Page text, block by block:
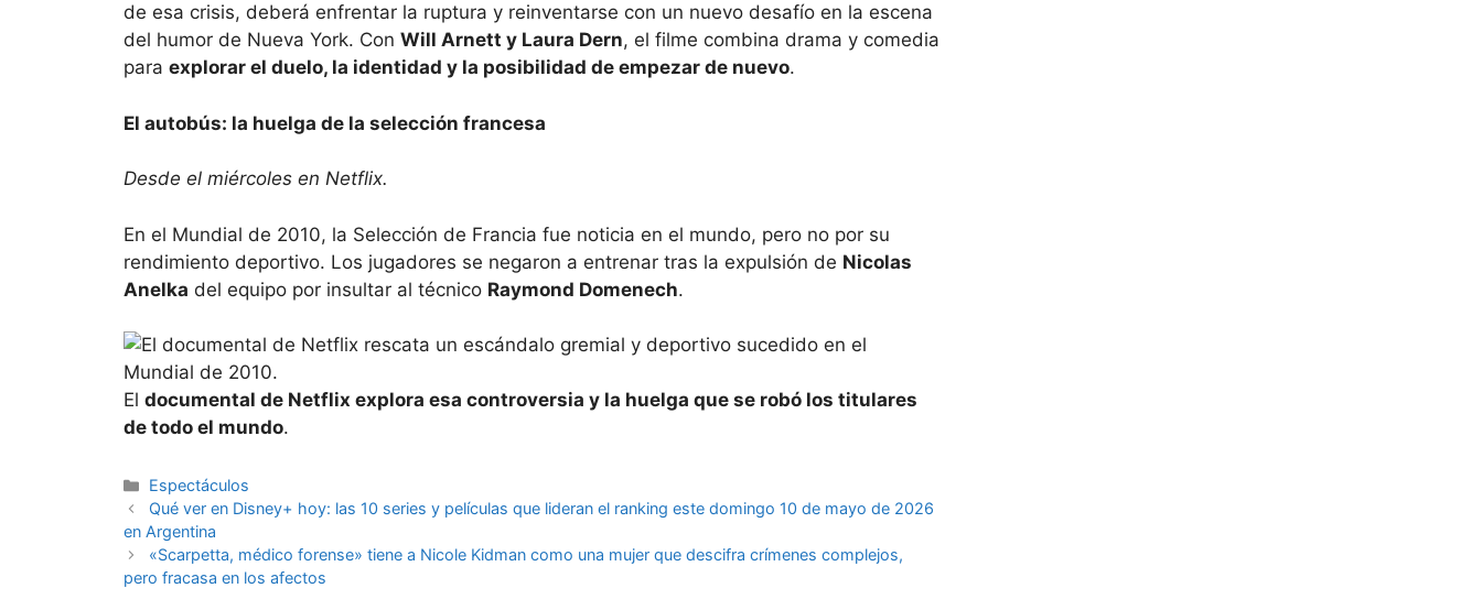
de esa crisis, deberá enfrentar la ruptura y reinventarse con un nuevo desafío en la escena
del humor de Nueva York. Con Will Arnett y Laura Dern, el filme combina drama y comedia
para explorar el duelo, la identidad y la posibilidad de empezar de nuevo.
El autobús: la huelga de la selección francesa
Desde el miércoles en Netflix.
En el Mundial de 2010, la Selección de Francia fue noticia en el mundo, pero no por su
rendimiento deportivo. Los jugadores se negaron a entrenar tras la expulsión de Nicolas
Anelka del equipo por insultar al técnico Raymond Domenech.
El documental de Netflix explora esa controversia y la huelga que se robó los titulares
de todo el mundo.
Espectáculos
Qué ver en Disney+ hoy: las 10 series y películas que lideran el ranking este domingo 10 de mayo de 2026
en Argentina
«Scarpetta, médico forense» tiene a Nicole Kidman como una mujer que descifra crímenes complejos,
pero fracasa en los afectos